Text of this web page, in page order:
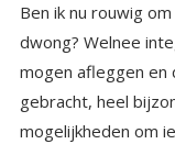
Ben ik nu rouwig
dwong? Welnee
mogen afleggen
gebracht, heel
mogelijkheden om